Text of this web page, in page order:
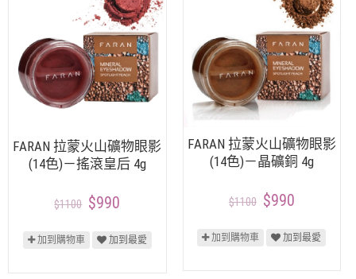
FARAN 拉蒙火山礦物眼影
(14色)－搖滾皇后 4g
$1100 $990
加到購物車 加到最愛
FARAN 拉蒙火山礦物眼影
(14色)－晶礦銅 4g
$1100 $990
加到購物車 加到最愛